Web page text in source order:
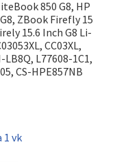
850 G8, HP
ZBook Firefly 15
15.6 Inch G8 Li-
CC03XL,
L77608-1C1,
CS-HPE857NB
vk